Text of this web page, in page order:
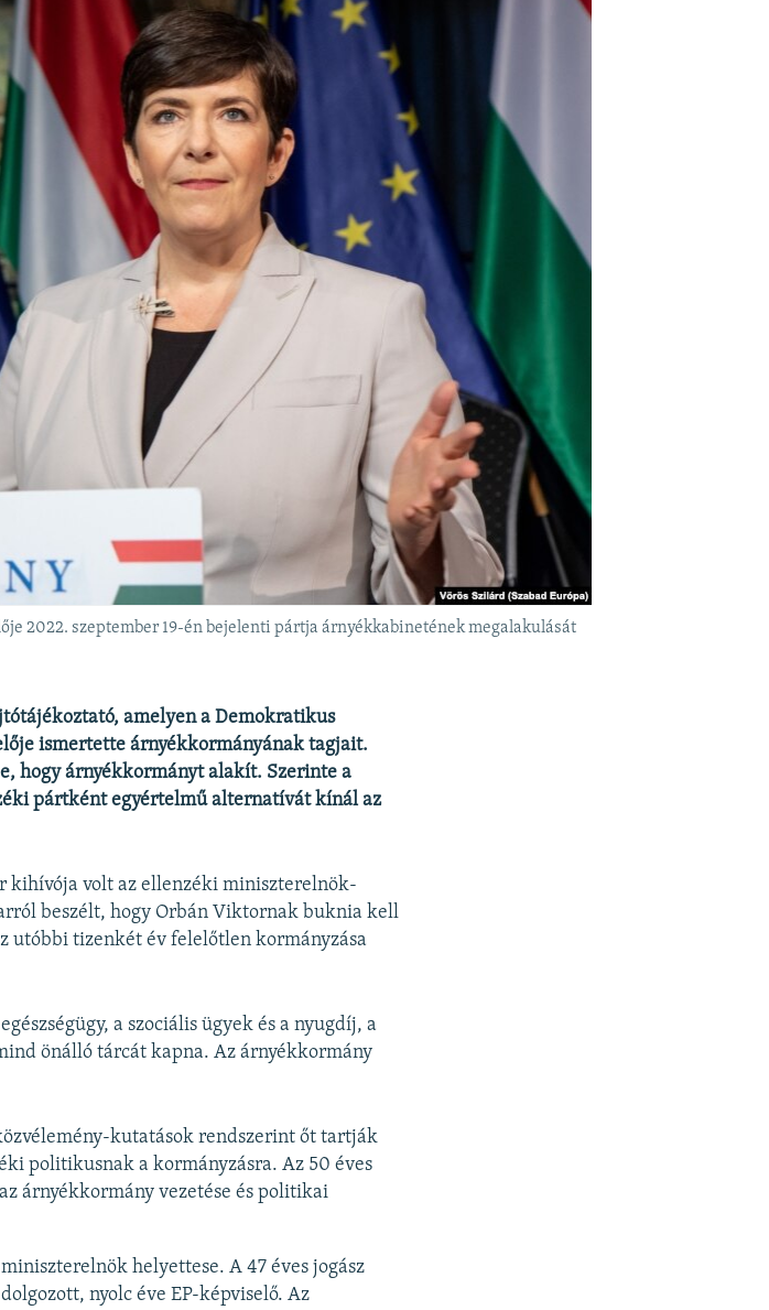
2022. szeptember 19-én bejelenti pártja árnyékkabinetének megalakulását
amelyen a Demokratikus
ismertette árnyékkormányának tagjait.
hogy árnyékkormányt alakít. Szerinte a
pártként egyértelmű alternatívát kínál az
kihívója volt az ellenzéki miniszterelnök-
beszélt, hogy Orbán Viktornak buknia kell
utóbbi tizenkét év felelőtlen kormányzása
a szociális ügyek és a nyugdíj, a
önálló tárcát kapna. Az árnyékkormány
kutatások rendszerint őt tartják
politikusnak a kormányzásra. Az 50 éves
árnyékkormány vezetése és politikai
helyettese. A 47 éves jogász
nyolc éve EP-képviselő. Az